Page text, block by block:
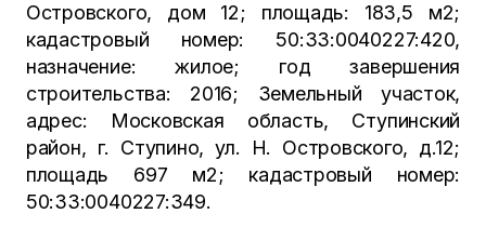
Островского, дом 12; площадь: 183,5 м2;
кадастровый номер: 50:33:0040227:420,
назначение: жилое; год завершения
строительства: 2016; Земельный участок,
адрес: Московская область, Ступинский
район, г. Ступино, ул. Н. Островского, д.12;
площадь 697 м2; кадастровый номер:
50:33:0040227:349.